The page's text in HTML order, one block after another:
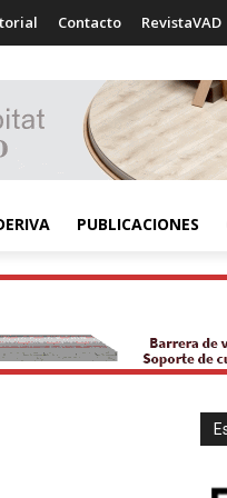
Contacto RevistaVAD
PUBLICACIONES